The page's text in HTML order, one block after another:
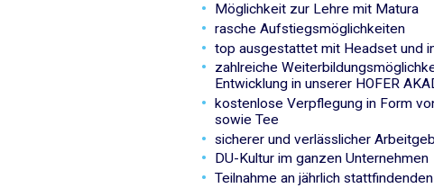
Möglichkeit zur Lehre mit Matura
rasche Aufstiegsmöglichkeiten
top ausgestattet mit Headset und
zahlreiche
Entwicklung in unserer HOFER
kostenlose Verpflegung in Form
sowie Tee
sicherer und verlässlicher
DU-Kultur im ganzen Unternehmen
Teilnahme an jährlich